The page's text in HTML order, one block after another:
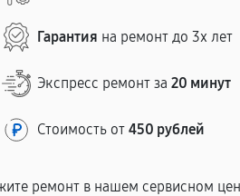
Гарантия на ремонт до 3х лет
Экспресс ремонт за20 минут
Стоимость от450 рублей
ремонт в нашем сервисном